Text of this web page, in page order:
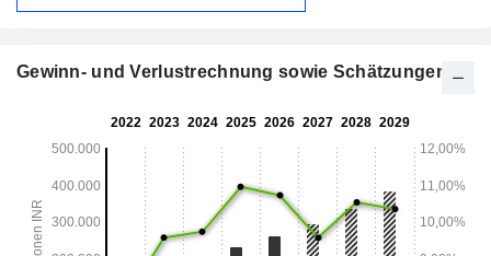
Krankenversicherungsgeschäft. Das Segment Sonstiges
umfasst die Autoversicherung, die Fahrradversicherung und
Health AdvantEdge, MaxProtect, Health Booster, Personal
und andere. Zu den anderen Versicherungen gehören
Ernteversicherung, NRI-Versicherung, Cyber-Versicherung,
ICICI Bharat Griha Raksha Policy und andere.
Gewinn- und Verlustrechnung sowie Schätzungen